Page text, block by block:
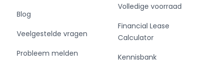
Blog
Veelgestelde vragen
Probleem melden
Volledige voorraad
Financial Lease
Calculator
Kennisbank